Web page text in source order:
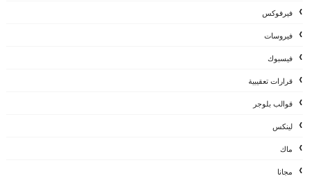
فيرفوكس
فيروسات
فيسبوك
قرارات تعقيبية
قوالب بلوجر
لينكس
ماك
مجانا